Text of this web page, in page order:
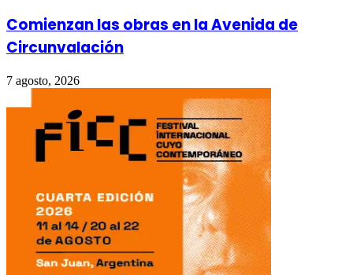
Comienzan las obras en la Avenida de
Circunvalación
7 agosto, 2026